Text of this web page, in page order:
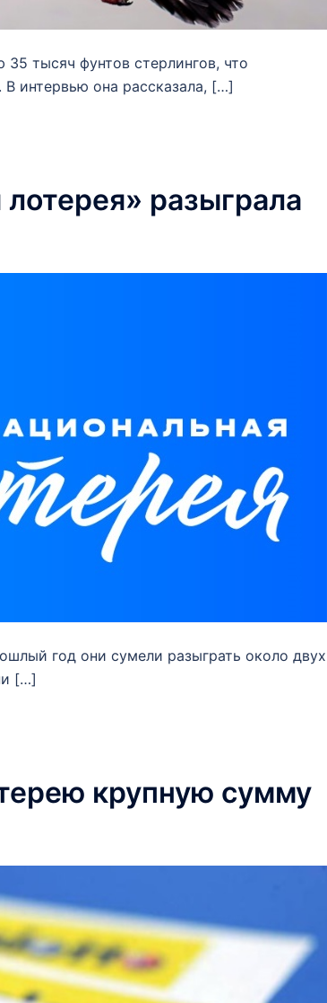
тысяч фунтов стерлингов, что
интервью она рассказала, […]
разыграла
год они сумели разыграть около двух
[…]
крупную сумму